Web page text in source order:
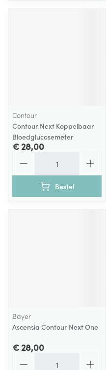
Contour
Contour Next Koppelbaar
Bloedglucosemeter
€ 28,00
Bestel
Bayer
Ascensia Contour Next One
€ 28,00